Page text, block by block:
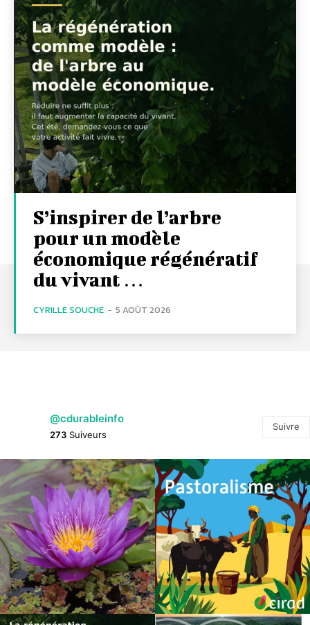
S’inspirer de l’arbre
pour un modèle
économique régénératif
du vivant …
CYRILLE SOUCHE - 5 AOÛT 2026
@cdurableinfo
273 Suiveurs
Suivre